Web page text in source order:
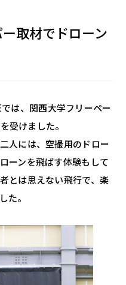
取材でドローン
は、関西大学フリーペー
受けました。
人には、空撮用のドロー
ーンを飛ばす体験もして
とは思えない飛行で、楽
た。